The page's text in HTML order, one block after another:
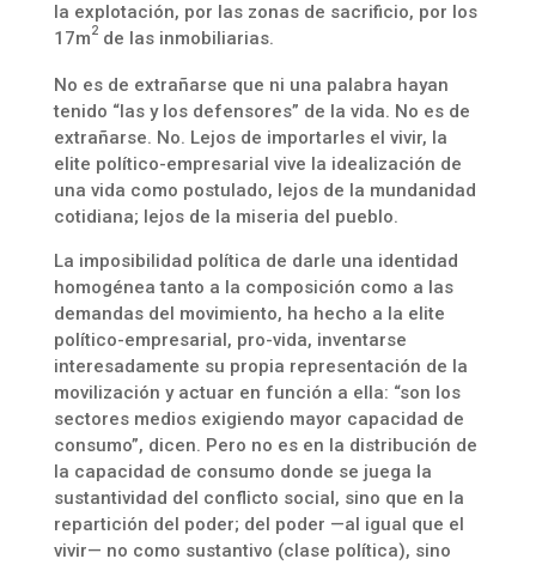
la explotación, por las zonas de sacrificio, por los
17m2de las inmobiliarias.
No es de extrañarse que ni una palabra hayan
tenido “las y los defensores” de la vida. No es de
extrañarse. No. Lejos de importarles el vivir, la
elite político-empresarial vive la idealización de
una vida como postulado, lejos de la mundanidad
cotidiana; lejos de la miseria del pueblo.
La imposibilidad política de darle una identidad
homogénea tanto a la composición como a las
demandas del movimiento, ha hecho a la elite
político-empresarial, pro-vida, inventarse
interesadamente su propia representación de la
movilización y actuar en función a ella: “son los
sectores medios exigiendo mayor capacidad de
consumo”, dicen. Pero no es en la distribución de
la capacidad de consumo donde se juega la
sustantividad del conflicto social, sino que en la
repartición del poder; del poder —al igual que el
vivir— no como sustantivo (clase política), sino